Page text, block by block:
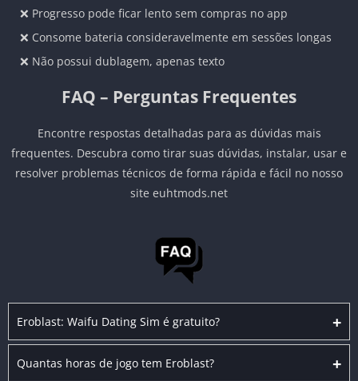
❌ Progresso pode ficar lento sem compras no app
❌ Consome bateria consideravelmente em sessões longas
❌ Não possui dublagem, apenas texto
FAQ – Perguntas Frequentes
Encontre respostas detalhadas para as dúvidas mais
frequentes. Descubra como tirar suas dúvidas, instalar, usar e
resolver problemas técnicos de forma rápida e fácil no nosso
site euhtmods.net
+
Eroblast: Waifu Dating Sim é gratuito?
+
Quantas horas de jogo tem Eroblast?